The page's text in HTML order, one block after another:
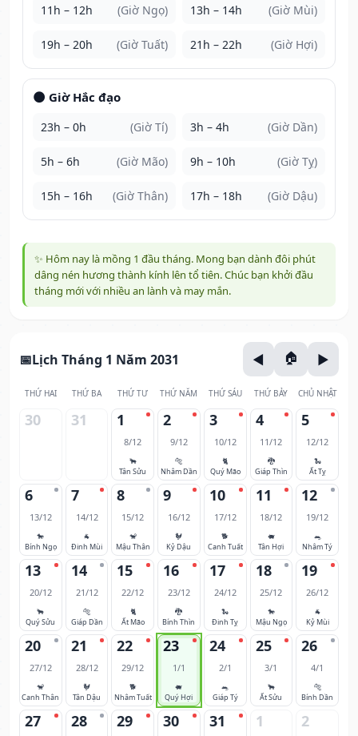
11h – 12h (Giờ Ngọ) 13h – 14h (Giờ Mùi)
19h – 20h (Giờ Tuất) 21h – 22h (Giờ Hợi)
🌑 Giờ Hắc đạo
23h – 0h (Giờ Tí) 3h – 4h (Giờ Dần)
5h – 6h (Giờ Mão) 9h – 10h (Giờ Tỵ)
15h – 16h (Giờ Thân) 17h – 18h (Giờ Dậu)
✨ Hôm nay là mồng 1 đầu tháng. Mong bạn dành đôi phút
dâng nén hương thành kính lên tổ tiên. Chúc bạn khởi đầu
tháng mới với nhiều an lành và may mắn.
Lịch Tháng 1 Năm 2031
THỨ HAI THỨ BA THỨ TƯ THỨ NĂM THỨ SÁU THỨ BẢY CHỦ NHẬT
30 31 1
8/12
🐂
Tân Sửu
2
9/12
🐅
Nhâm Dần
3
10/12
🐈
Quý Mão
4
11/12
🐉
Giáp Thìn
5
12/12
🐍
Ất Tỵ
6
13/12
🐎
Bính Ngọ
7
14/12
🐐
Đinh Mùi
8
15/12
🐒
Mậu Thân
9
16/12
🐓
Kỷ Dậu
10
17/12
🐕
Canh Tuất
11
18/12
🐖
Tân Hợi
12
19/12
🐀
Nhâm Tý
13
20/12
🐂
Quý Sửu
14
21/12
🐅
Giáp Dần
15
22/12
🐈
Ất Mão
16
23/12
🐉
Bính Thìn
17
24/12
🐍
Đinh Tỵ
18
25/12
🐎
Mậu Ngọ
19
26/12
🐐
Kỷ Mùi
20
27/12
🐒
Canh Thân
21
28/12
🐓
Tân Dậu
22
29/12
🐕
Nhâm Tuất
23
1/1
🐖
Quý Hợi
24
2/1
🐀
Giáp Tý
25
3/1
🐂
Ất Sửu
26
4/1
🐅
Bính Dần
27 28 29 30 31 1 2